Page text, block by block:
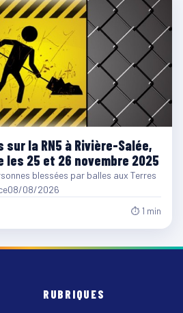
la RN5 à Rivière-Salée,
25 et 26 novembre 2025
blessées par balles aux Terres
08/2026
⏱ 1 min
RUBRIQUES